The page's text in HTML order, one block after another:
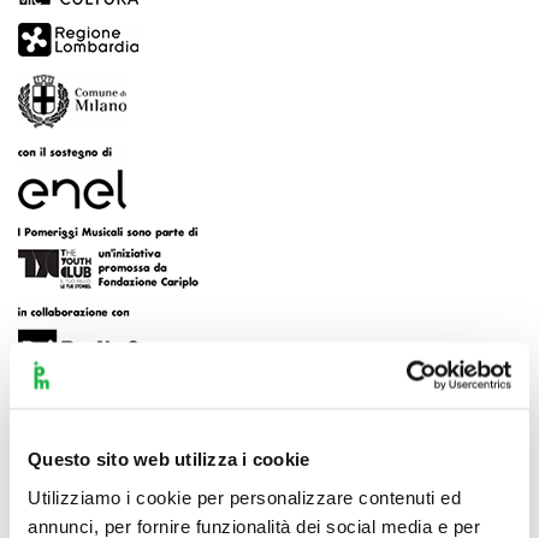
Questo sito web utilizza i cookie
Utilizziamo i cookie per personalizzare contenuti ed
annunci, per fornire funzionalità dei social media e per